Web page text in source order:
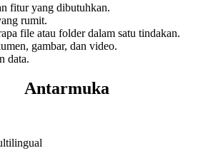
fitur yang dibutuhkan.
rumit.
file atau folder dalam satu tindakan.
gambar, dan video.
data.
Antarmuka